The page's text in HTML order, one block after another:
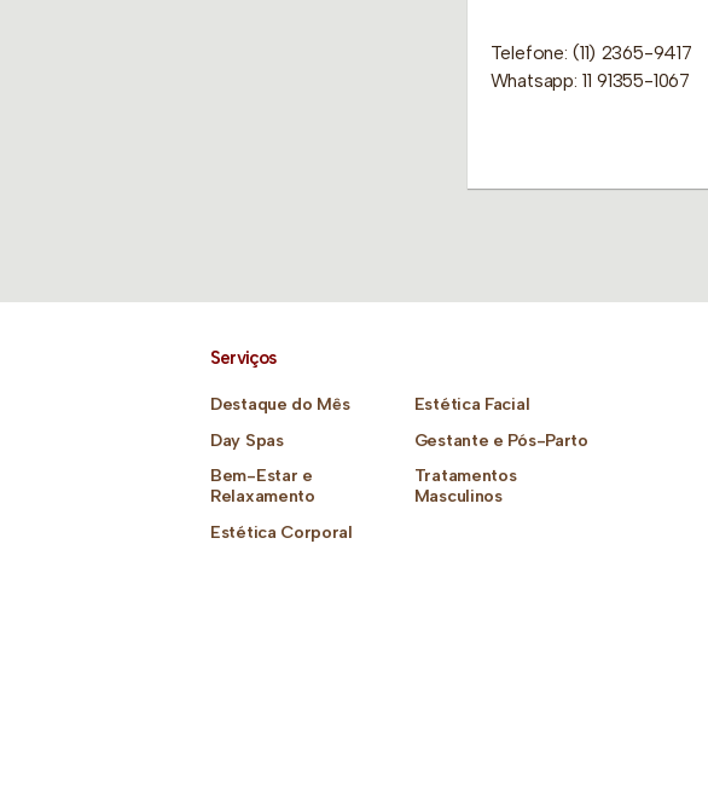
Telefone: (11) 2365-9417
Whatsapp: 11 91355-1067
Serviços
Destaque do Mês
Day Spas
Bem-Estar e
Relaxamento
Estética Corporal
Estética Facial
Gestante e Pós-Parto
Tratamentos
Masculinos